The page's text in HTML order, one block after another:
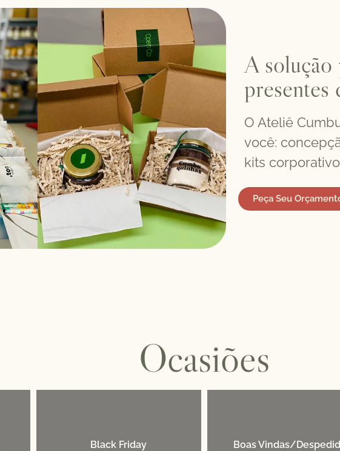
A solução
presentes
O Ateliê
você:
kits
Peça Seu
Ocasiões
Black Friday Boas Vindas/